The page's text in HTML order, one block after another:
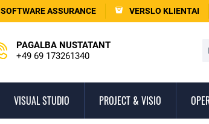
SOFTWARE ASSURANCE VERSLO KLIENTAI
PAGALBA NUSTATANT
+49 69 173261340
VISUAL STUDIO PROJECT & VISIO